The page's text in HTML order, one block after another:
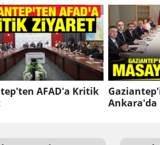
AFAD'a Kritik
Ankara'da